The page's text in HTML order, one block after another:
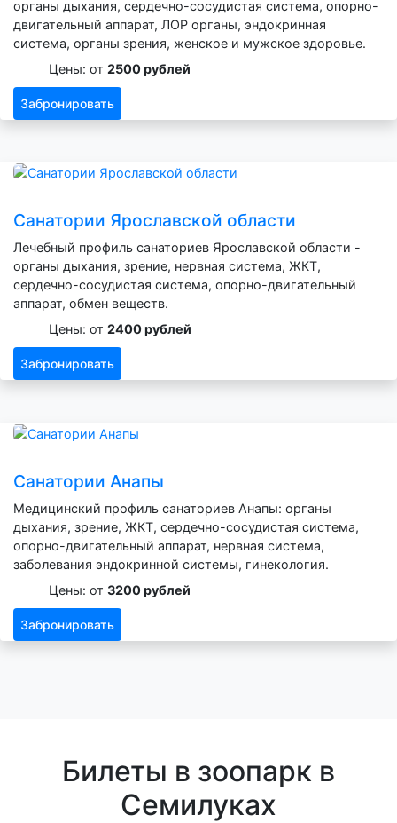
органы дыхания, сердечно-сосудистая система, опорно-
двигательный аппарат, ЛОР органы, эндокринная
система, органы зрения, женское и мужское здоровье.
Цены: от 2500 рублей
Забронировать
Санатории Ярославской области
Лечебный профиль санаториев Ярославской области -
органы дыхания, зрение, нервная система, ЖКТ,
сердечно-сосудистая система, опорно-двигательный
аппарат, обмен веществ.
Цены: от 2400 рублей
Забронировать
Санатории Анапы
Медицинский профиль санаториев Анапы: органы
дыхания, зрение, ЖКТ, сердечно-сосудистая система,
опорно-двигательный аппарат, нервная система,
заболевания эндокринной системы, гинекология.
Цены: от 3200 рублей
Забронировать
Билеты в зоопарк в
Семилуках